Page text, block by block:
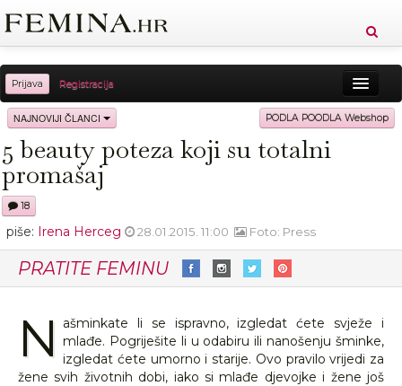
Prijava Registracija
Sreća Zdravlje Vitkost
Moda Ljubav Relax Putovanja Recepti
NAJNOVIJI ČLANCI PODLA POODLA Webshop
5 beauty poteza koji su totalni
promašaj
18
piše: Irena Herceg 28.01.2015. 11:00 Foto: Press
PRATITE FEMINU
N ašminkate li se ispravno, izgledat ćete svježe i
mlađe. Pogriješite li u odabiru ili nanošenju šminke,
izgledat ćete umorno i starije. Ovo pravilo vrijedi za
žene svih životnih dobi, iako si mlađe djevojke i žene još